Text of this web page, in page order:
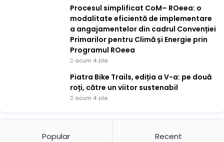
Procesul simplificat CoM– ROeea: o
modalitate eficientă de implementare
a angajamentelor din cadrul Convenției
Primarilor pentru Climă și Energie prin
Programul ROeea
acum 4 zile
Piatra Bike Trails, ediția a V-a: pe două
roți, către un viitor sustenabil
acum 4 zile
Popular Recent